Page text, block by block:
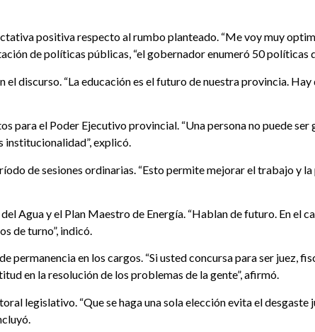
positiva respecto al rumbo planteado. “Me voy muy
de políticas públicas, “el gobernador enumeró 50 políticas
discurso. “La educación es el futuro de nuestra provincia.
para el Poder Ejecutivo provincial. “Una persona no puede
institucionalidad”, explicó.
de sesiones ordinarias. “Esto permite mejorar el trabajo y
Agua y el Plan Maestro de Energía. “Hablan de futuro. En el
de turno”, indicó.
en los cargos. “Si usted concursa para ser juez,
en la resolución de los problemas de la gente”, afirmó.
legislativo. “Que se haga una sola elección evita el